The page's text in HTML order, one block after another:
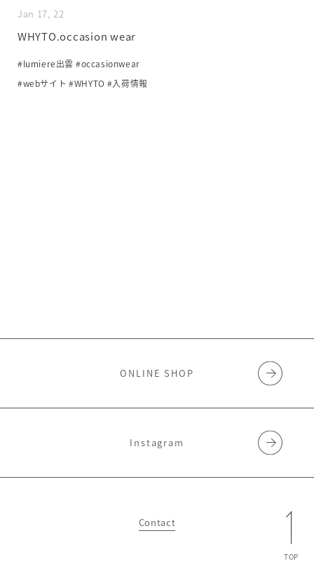
Jan 17, 22
WHYTO.occasion wear
#lumiere出雲 #occasionwear
#webサイト #WHYTO #入荷情報
TOP
ONLINE SHOP
Instagram
Contact